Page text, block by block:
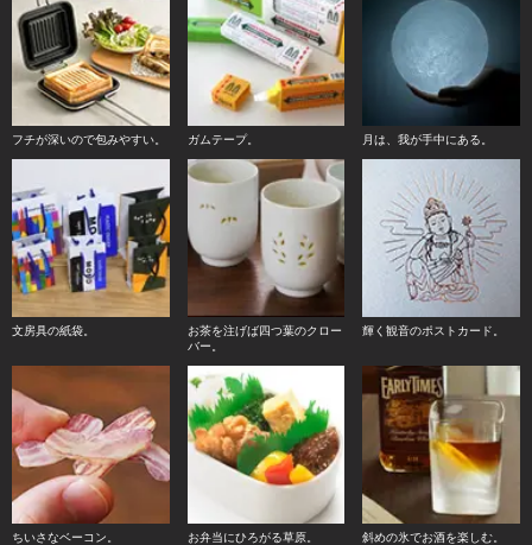
フチが深いので包みやすい。 ガムテープ。 月は、我が手中にある。
文房具の紙袋。
お茶を注げば四つ葉のクロー
バー。
輝く観音のポストカード。
ちいさなベーコン。 お弁当にひろがる草原。 斜めの氷でお酒を楽しむ。